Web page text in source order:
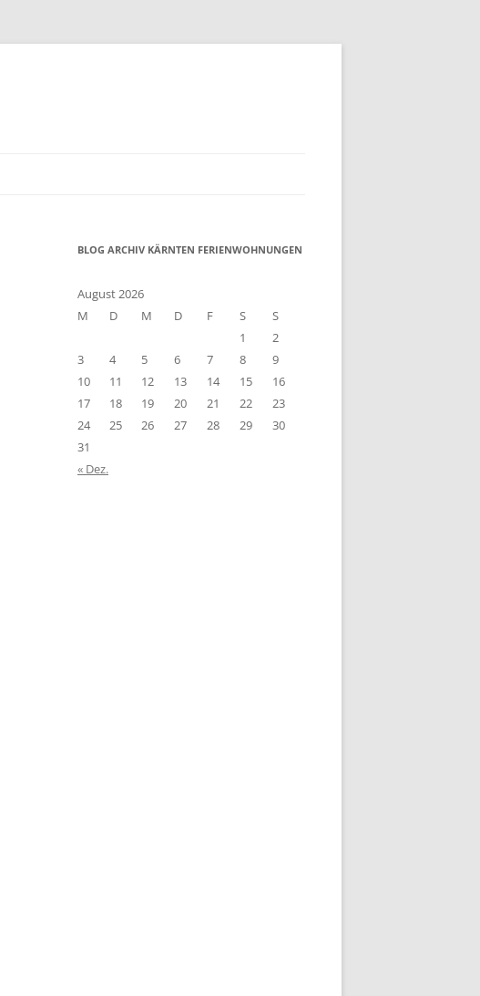
BLOG ARCHIV KÄRNTEN FERIENWOHNUNGEN
August 2026
M
D M D F S
S
1
2
3
4 5 6 7 8
9
10
11 12 13 14 15
16
17
18 19 20 21 22
23
24
25 26 27 28 29
30
31
« Dez.